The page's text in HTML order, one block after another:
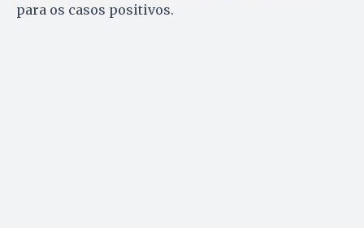
para os casos positivos.